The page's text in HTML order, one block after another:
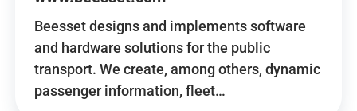
Beesset designs and implements software
and hardware solutions for the public
transport. We create, among others, dynamic
passenger information, fleet…